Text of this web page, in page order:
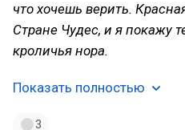
что хочешь верить.
Стране Чудес, и я покажу
кроличья нора.
Показать полностью
3